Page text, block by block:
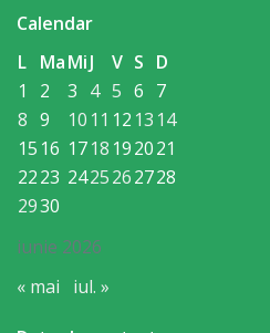
şi
Etnografie
„Dumitru
Scvorțov-
Russu”
Călăraşi
Calendar
iunie 2026
L MaMiJ V S D
1
2 3 4 5 6 7
8 9 10 11 12 13 14
15 16 1718 192021
2223 2425262728
2930
« mai iul. »